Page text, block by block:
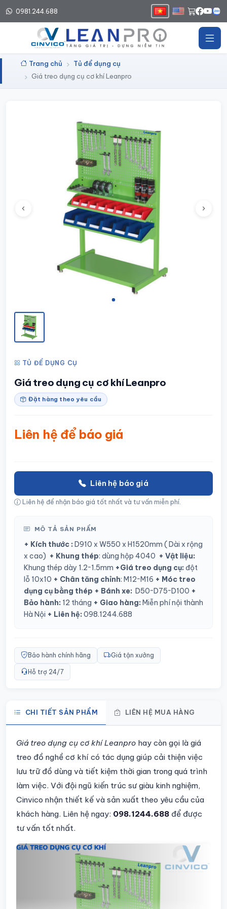
0981.244.688
Trang chủ
Tủ để dụng cụ
Giá treo dụng cụ cơ khí Leanpro
TỦ ĐỂ DỤNG CỤ
Giá treo dụng cụ cơ khí Leanpro
Đặt hàng theo yêu cầu
Liên hệ để báo giá
Liên hệ báo giá
Liên hệ để nhận báo giá tốt nhất và tư vấn miễn phí.
MÔ TẢ SẢN PHẨM
+ Kích thước : D910 x W550 x H1520mm ( Dài x rộng
x cao) + Khung thép: dùng hộp 4040 + Vật liệu:
Khung thép dày 1.2~1.5mm +Giá treo dụng cụ: đột
lỗ 10x10 + Chân tăng chỉnh: M12~M16 + Móc treo
dụng cụ bằng thép + Bánh xe: D50~D75~D100 +
Bảo hành: 12 tháng + Giao hàng: Miễn phí nội thành
Hà Nội + Liên hệ: 098.1244.688
Bảo hành chính hãng Giá tận xưởng
Hỗ trợ 24/7
CHI TIẾT SẢN PHẨM LIÊN HỆ MUA HÀNG
Chi tiết sản phẩm
Giá treo dụng cụ cơ khí Leanpro hay còn gọi là giá
treo đồ nghề cơ khí có tác dụng giúp cải thiện việc
lưu trữ đồ dùng và tiết kiệm thời gian trong quá trình
làm việc. Với đội ngũ kiến trúc sư giàu kinh nghiệm,
Cinvico nhận thiết kế và sản xuất theo yêu cầu của
khách hàng. Liên hệ ngay: 098.1244.688 để được
tư vấn tốt nhất.